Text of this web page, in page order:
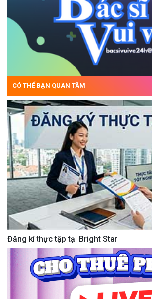
CÓ THỂ BẠN QUAN TÂM
Đăng kí thực tập tại Bright Star